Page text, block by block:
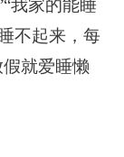
我家的能睡
不起来，每
就爱睡懒